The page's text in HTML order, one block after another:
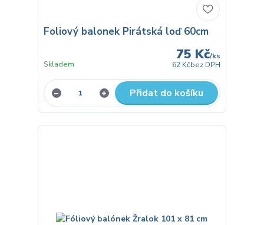
Foliový balonek Pirátská loď 60cm
75 Kč/ks
62 Kčbez DPH
Skladem
Přidat do košíku